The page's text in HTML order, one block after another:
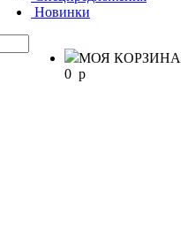
Новинки
МОЯ КОРЗИНА
0 p